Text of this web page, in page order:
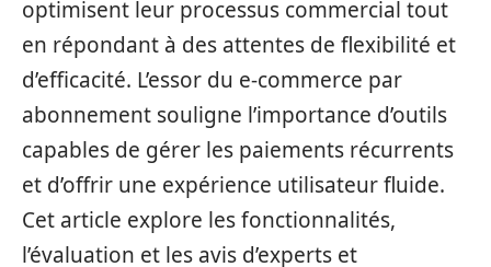
optimisent leur processus commercial tout
en répondant à des attentes de flexibilité et
d’efficacité. L’essor du e-commerce par
abonnement souligne l’importance d’outils
capables de gérer les paiements récurrents
et d’offrir une expérience utilisateur fluide.
Cet article explore les fonctionnalités,
l’évaluation et les avis d’experts et